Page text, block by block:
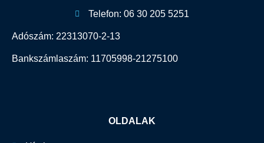
Telefon: 06 30 205 5251
Adószám: 22313070-2-13
Bankszámlaszám: 11705998-21275100
OLDALAK